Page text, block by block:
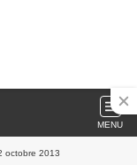
MENU
octobre 2013